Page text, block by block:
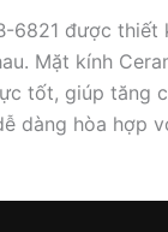
6821 được
Mặt kính
tốt, giúp tăng
dàng hòa hợp